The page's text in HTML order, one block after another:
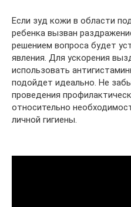
Если зуд кожи в области
ребенка вызван
решением вопроса будет
явления. Для ускорения
использовать
подойдет идеально. Не
проведения
относительно
личной гигиены.